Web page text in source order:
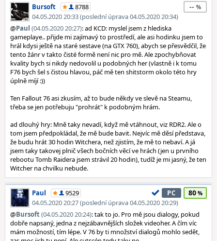
Bursoft
8788
04.05.2020 20:33 (poslední úprava 04.05.2020 20:34)
--
@Paul (04.05.2020 20:27): ad KCD: myslel jsem z hlediska
gameplaye.. přijde mi zajímavý to prostředí, ale asi hodinku jsem to
hrál kdysi ještě na staré sestave (na GTX 760), abych se přesvědčil, že
tento žánr v takto čisté formě není nic pro mě. Ale zpochybňovat
kvality bych si nikdy nedovolil u podobných her (vlastně i k tomu
F76 bych šel s čistou hlavou, páč mě ten shitstorm okolo této hry
úplně míjí :))
Ten Fallout 76 asi zkusím, až to bude někdy ve slevě na Steamu,
třeba se jen potřebuju "prohrát" k podobným hrám.
ad dlouhý hry: Mně taky nevadí, když mě vtáhnout, viz RDR2. Ale o
tom jsem předpokládal, že mě bude bavit. Nejvíc mě děsí představa,
že budu hrát 30 hodin Witchera, než zjistím, že mě to nebaví. A já
jsem taky takovej plnič všech bočních věcí ve hrách (jen u prvního
rebootu Tomb Raidera jsem strávil 20 hodin), tudíž je mi jasný, že ten
Witcher na chvilku nebude.
Paul
9529
04.05.2020 20:27 (poslední úprava 04.05.2020 20:29)
PC 80
@Bursoft(04.05.2020 20:24): tak to jo. Pro mě jsou dialogy, pokud
dobře napsaný, jedna z nejzábavnějších složek videoher. A čím víc
mám možností, tím lépe. V 76 by ti množství dialogů mohlo sedět,